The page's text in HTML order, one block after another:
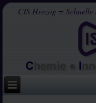
CIS Herzog =